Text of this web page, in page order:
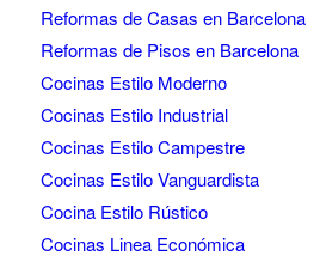
Reformas de Casas en Barcelona
Reformas de Pisos en Barcelona
Cocinas Estilo Moderno
Cocinas Estilo Industrial
Cocinas Estilo Campestre
Cocinas Estilo Vanguardista
Cocina Estilo Rústico
Cocinas Linea Económica